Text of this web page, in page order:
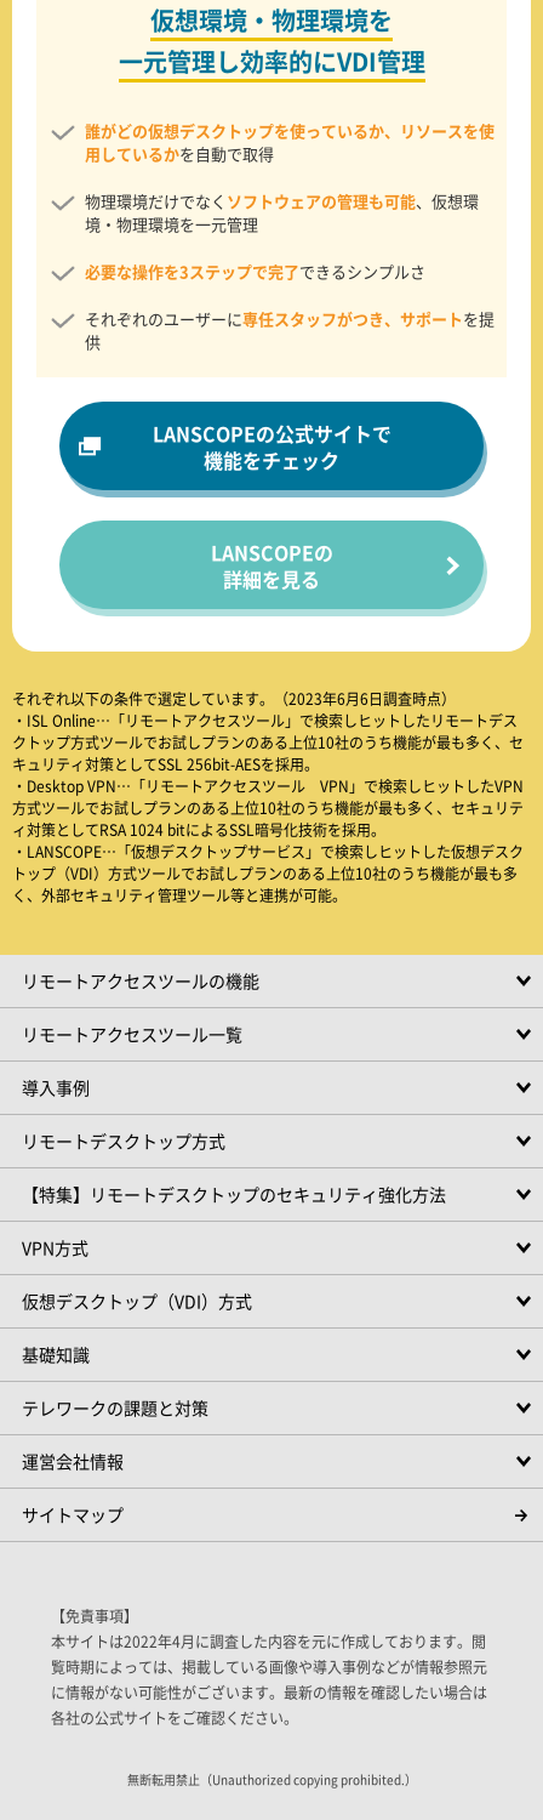
仮想環境・物理環境を
一元管理し効率的にVDI管理
誰がどの仮想デスクトップを使っているか、リソースを使
用しているかを自動で取得
物理環境だけでなく ソフトウェアの管理も可能、仮想環
境・物理環境を一元管理
必要な操作を3ステップで完了できるシンプルさ
それぞれのユーザーに専任スタッフがつき、サポートを提
供
LANSCOPEの公式サイトで
機能をチェック
LANSCOPEの
詳細を見る
それぞれ以下の条件で選定しています。（2023年6月6日調査時点）
・ISL Online…「リモートアクセスツール」で検索しヒットしたリモートデス
クトップ方式ツールでお試しプランのある上位10社のうち機能が最も多く、セ
キュリティ対策としてSSL 256bit-AESを採用。
・Desktop VPN…「リモートアクセスツール VPN」で検索しヒットしたVPN
方式ツールでお試しプランのある上位10社のうち機能が最も多く、セキュリテ
ィ対策としてRSA 1024 bitによるSSL暗号化技術を採用。
・LANSCOPE…「仮想デスクトップサービス」で検索しヒットした仮想デスク
トップ（VDI）方式ツールでお試しプランのある上位10社のうち機能が最も多
く、外部セキュリティ管理ツール等と連携が可能。
リモートアクセスツールの機能
リモートアクセスツール一覧
導入事例
リモートデスクトップ方式
【特集】リモートデスクトップのセキュリティ強化方法
VPN方式
仮想デスクトップ（VDI）方式
基礎知識
テレワークの課題と対策
運営会社情報
サイトマップ
【免責事項】
本サイトは2022年4月に調査した内容を元に作成しております。閲
覧時期によっては、掲載している画像や導入事例などが情報参照元
に情報がない可能性がございます。最新の情報を確認したい場合は
各社の公式サイトをご確認ください。
無断転用禁止（Unauthorized copying prohibited.）